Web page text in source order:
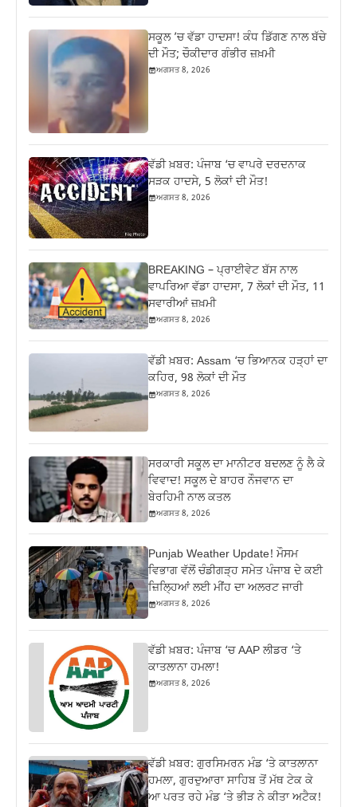
ਸਕੂਲ ’ਚ ਵੱਡਾ ਹਾਦਸਾ! ਕੰਧ ਡਿੱਗਣ ਨਾਲ ਬੱਚੇ
ਦੀ ਮੌਤ; ਚੌਕੀਦਾਰ ਗੰਭੀਰ ਜ਼ਖ਼ਮੀ
ਅਗਸਤ 8, 2026
ਵੱਡੀ ਖ਼ਬਰ: ਪੰਜਾਬ ‘ਚ ਵਾਪਰੇ ਦਰਦਨਾਕ
ਸੜਕ ਹਾਦਸੇ, 5 ਲੋਕਾਂ ਦੀ ਮੌਤ!
ਅਗਸਤ 8, 2026
BREAKING – ਪ੍ਰਾਈਵੇਟ ਬੱਸ ਨਾਲ
ਵਾਪਰਿਆ ਵੱਡਾ ਹਾਦਸਾ, 7 ਲੋਕਾਂ ਦੀ ਮੌਤ, 11
ਸਵਾਰੀਆਂ ਜ਼ਖ਼ਮੀ
ਅਗਸਤ 8, 2026
ਵੱਡੀ ਖ਼ਬਰ: Assam ‘ਚ ਭਿਆਨਕ ਹੜ੍ਹਾਂ ਦਾ
ਕਹਿਰ, 98 ਲੋਕਾਂ ਦੀ ਮੌਤ
ਅਗਸਤ 8, 2026
ਸਰਕਾਰੀ ਸਕੂਲ ਦਾ ਮਾਨੀਟਰ ਬਦਲਣ ਨੂੰ ਲੈ ਕੇ
ਵਿਵਾਦ! ਸਕੂਲ ਦੇ ਬਾਹਰ ਨੌਜਵਾਨ ਦਾ
ਬੇਰਹਿਮੀ ਨਾਲ ਕਤਲ
ਅਗਸਤ 8, 2026
Punjab Weather Update! ਮੌਸਮ
ਵਿਭਾਗ ਵੱਲੋਂ ਚੰਡੀਗੜ੍ਹ ਸਮੇਤ ਪੰਜਾਬ ਦੇ ਕਈ
ਜ਼ਿਲ੍ਹਿਆਂ ਲਈ ਮੀਂਹ ਦਾ ਅਲਰਟ ਜਾਰੀ
ਅਗਸਤ 8, 2026
ਵੱਡੀ ਖ਼ਬਰ: ਪੰਜਾਬ ‘ਚ AAP ਲੀਡਰ ‘ਤੇ
ਕਾਤਲਾਨਾ ਹਮਲਾ!
ਅਗਸਤ 8, 2026
ਵੱਡੀ ਖ਼ਬਰ: ਗੁਰਸਿਮਰਨ ਮੰਡ ‘ਤੇ ਕਾਤਲਾਨਾ
ਹਮਲਾ, ਗੁਰਦੁਆਰਾ ਸਾਹਿਬ ਤੋਂ ਮੱਥ ਟੇਕ ਕੇ
ਆ ਪਰਤ ਰਹੇ ਮੰਡ ‘ਤੇ ਭੀੜ ਨੇ ਕੀਤਾ ਅਟੈਕ!